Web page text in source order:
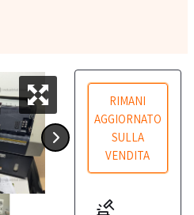
RIMANI
AGGIORNATO
SULLA
VENDITA